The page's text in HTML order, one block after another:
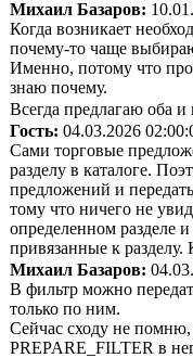
Михаил Базаров:
Когда возникает
почему-то чаще
Именно, потому что
знаю почему.
Всегда предлагаю оба
Гость: 04.03.2026
Сами торговые
разделу в каталоге.
предложений и
тому что ничего не
определенном разделе
привязанные к разделу.
Михаил Базаров:
В фильтр можно
только по ним.
Сейчас сходу не помню,
PREPARE_FILTER в